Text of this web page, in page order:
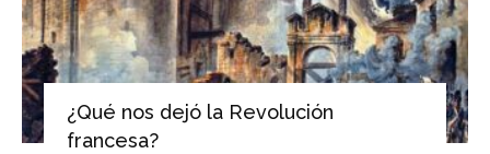
¿Qué nos dejó la Revolución
francesa?